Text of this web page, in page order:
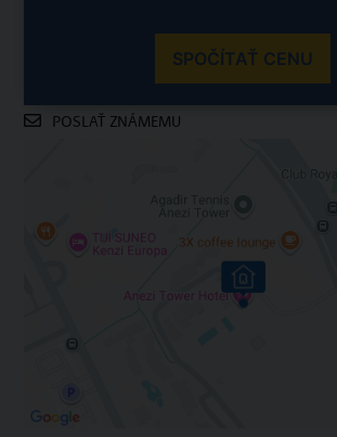
SPOČÍTAŤ CENU
POSLAŤ ZNÁMEMU